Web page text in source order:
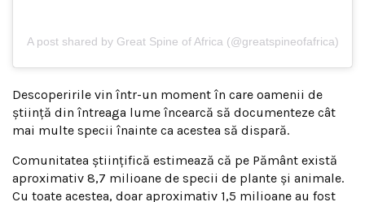
A post shared by Great Spine of Africa (@greatspineofafrica)
Descoperirile vin într-un moment în care oamenii de
știință din întreaga lume încearcă să documenteze cât
mai multe specii înainte ca acestea să dispară.
Comunitatea științifică estimează că pe Pământ există
aproximativ 8,7 milioane de specii de plante și animale.
Cu toate acestea, doar aproximativ 1,5 milioane au fost